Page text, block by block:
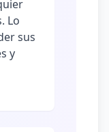
Lo
sus
y